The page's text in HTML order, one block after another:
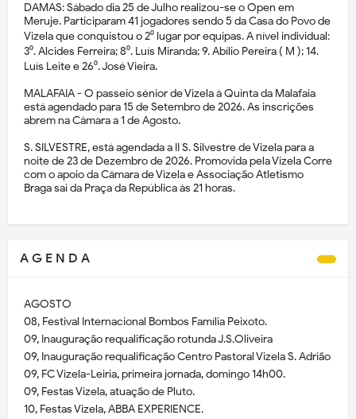
DAMAS: Sábado dia 25 de Julho realizou-se o Open em
Meruje. Participaram 41 jogadores sendo 5 da Casa do Povo de
Vizela que conquistou o 2⁰ lugar por equipas. A nível individual:
3⁰. Alcides Ferreira; 8⁰. Luís Miranda; 9. Abílio Pereira ( M ); 14.
Luís Leite e 26⁰. José Vieira.
MALAFAIA - O passeio sénior de Vizela à Quinta da Malafaia
está agendado para 15 de Setembro de 2026. As inscrições
abrem na Câmara a 1 de Agosto.
S. SILVESTRE, está agendada a II S. Silvestre de Vizela para a
noite de 23 de Dezembro de 2026. Promovida pela Vizela Corre
com o apoio da Câmara de Vizela e Associação Atletismo
Braga sai da Praça da República às 21 horas.
A G E N D A
AGOSTO
08, Festival Internacional Bombos Família Peixoto.
09, Inauguração requalificação rotunda J.S.Oliveira
09, Inauguração requalificação Centro Pastoral Vizela S. Adrião
09, FC Vizela-Leiria, primeira jornada, domingo 14h00.
09, Festas Vizela, atuação de Pluto.
10, Festas Vizela, ABBA EXPERIENCE.